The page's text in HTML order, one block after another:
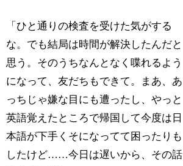
「ひと通りの検査を受けた気がする
な。でも結局は時間が解決したんだと
思う。そのうちなんとなく喋れるよう
になって、友だちもできて。まあ、あ
っちじゃ嫌な目にも遭ったし、やっと
英語覚えたところで帰国して今度は日
本語が下手くそになってて困ったりも
したけど……今日は遅いから、その話